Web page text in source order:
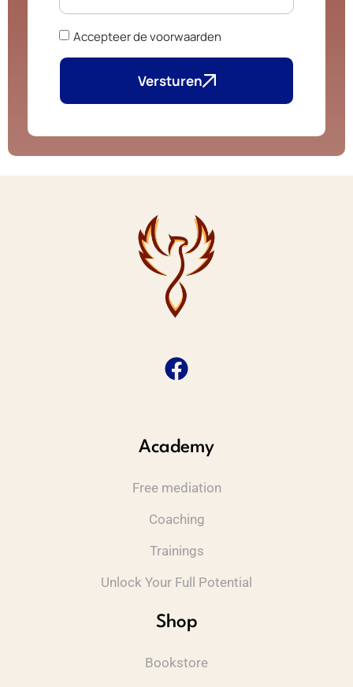
Accepteer de voorwaarden
Versturen
Academy
Free mediation
Coaching
Trainings
Unlock Your Full Potential
Shop
Bookstore